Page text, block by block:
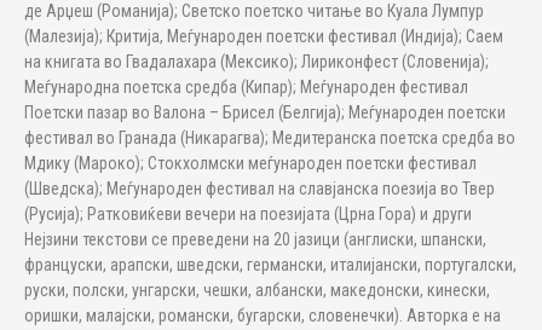
де Арџеш (Романија); Светско поетско читање во Куала Лумпур
(Малезија); Критија, Меѓународен поетски фестивал (Индија); Саем
на книгата во Гвадалахара (Мексико); Лириконфест (Словенија);
Меѓународна поетска средба (Кипар); Меѓународен фестивал
Поетски пазар во Валона – Брисел (Белгија); Меѓународен поетски
фестивал во Гранада (Никарагва); Медитеранска поетска средба во
Мдику (Мароко); Стокхолмски меѓународен поетски фестивал
(Шведска); Меѓународен фестивал на славјанска поезија во Твер
(Русија); Ратковиќеви вечери на поезијата (Црна Гора) и други
Нејзини текстови се преведени на 20 јазици (англиски, шпански,
француски, арапски, шведски, германски, италијански, португалски,
руски, полски, унгарски, чешки, албански, македонски, кинески,
оришки, малајски, романски, бугарски, словенечки). Авторка е на